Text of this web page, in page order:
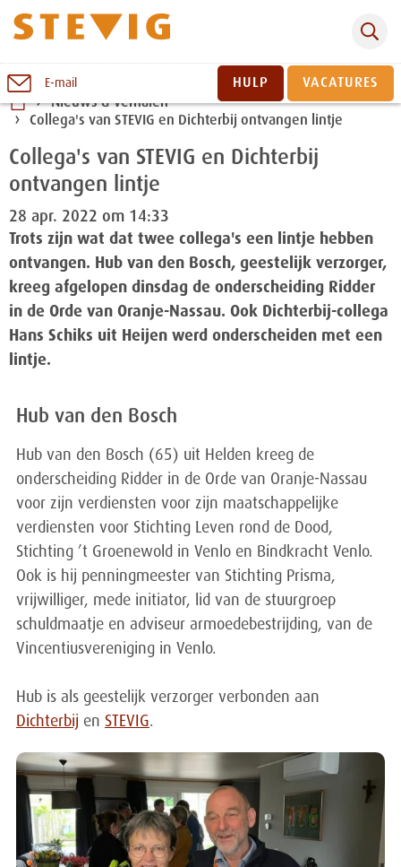
Naar
inhoud
E-mail HULP
VACATURES
Nieuws & verhalen
Collega's van STEVIG en Dichterbij ontvangen lintje
Collega's van STEVIG en Dichterbij
ontvangen lintje
28 apr. 2022 om 14:33
Trots zijn wat dat twee collega's een lintje hebben
ontvangen. Hub van den Bosch, geestelijk verzorger,
kreeg afgelopen dinsdag de onderscheiding Ridder
in de Orde van Oranje-Nassau. Ook Dichterbij-collega
Hans Schiks uit Heijen werd onderscheiden met een
lintje.
Hub van den Bosch
Hub van den Bosch (65) uit Helden kreeg de
onderscheiding Ridder in de Orde van Oranje-Nassau
voor zijn verdiensten voor zijn maatschappelijke
verdiensten voor Stichting Leven rond de Dood,
Stichting ’t Groenewold in Venlo en Bindkracht Venlo.
Ook is hij penningmeester van Stichting Prisma,
vrijwilliger, mede initiator, lid van de stuurgroep
schuldmaatje en adviseur armoedebestrijding, van de
Vincentiusvereniging in Venlo.
Hub is als geestelijk verzorger verbonden aan
Dichterbij en STEVIG.
Sluiten